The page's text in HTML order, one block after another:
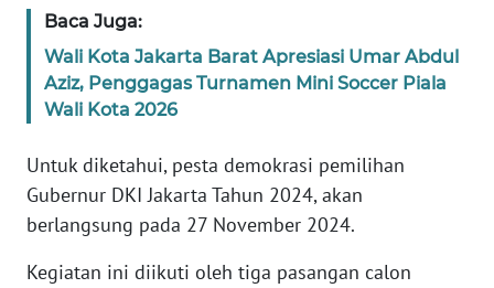
Baca Juga:
Wali Kota Jakarta Barat Apresiasi Umar Abdul
Aziz, Penggagas Turnamen Mini Soccer Piala
Wali Kota 2026
Untuk diketahui, pesta demokrasi pemilihan
Gubernur DKI Jakarta Tahun 2024, akan
berlangsung pada 27 November 2024.
Kegiatan ini diikuti oleh tiga pasangan calon
WN
SUMUT
WN
JABAR